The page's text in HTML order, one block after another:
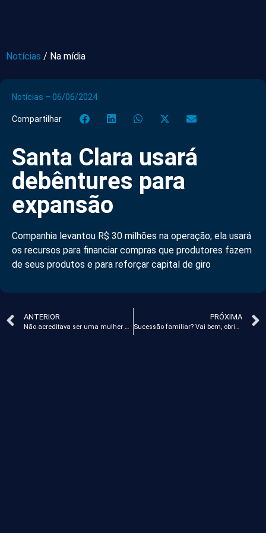
Notícias / Na mídia
Notícias – 06/06/2024
Compartilhar
Santa Clara usará
debêntures para
expansão
Companhia levantou R$ 30 milhões na operação; ela usará
os recursos para financiar compras que produtores fazem
de seus produtos e para reforçar capital de giro
ANTERIOR
Não acreditava ser uma mulher do agro”, diz conselheira do Grupo Santa Clara
PRÓXIMA
Sucessão familiar? Vai bem, obrigado!